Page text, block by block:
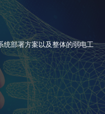
统部署方案以及整体的弱电工